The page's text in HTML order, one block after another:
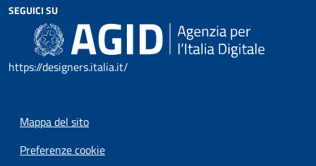
SEGUICI SU
https://designers.italia.it/
Mappa del sito
Preferenze cookie